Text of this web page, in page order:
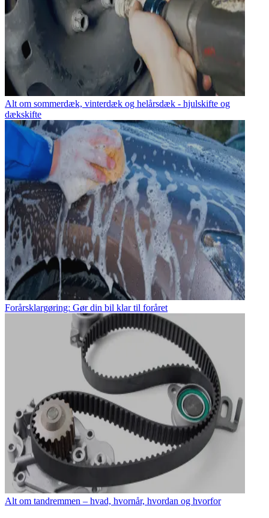
Alt om sommerdæk, vinterdæk og helårsdæk - hjulskifte og
dækskifte
Forårsklargøring: Gør din bil klar til foråret
Alt om tandremmen – hvad, hvornår, hvordan og hvorfor